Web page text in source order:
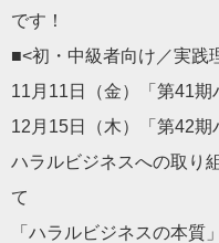
です！
■<初・中級者向け／実
11月11日（金）「第41期
12月15日（木）「第42期
ハラルビジネスへの取り
て
「ハラルビジネスの本質